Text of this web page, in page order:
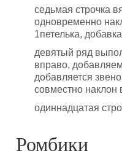
седьмая строчка
одновременно
1петелька,
девятый ряд
вправо,
добавляется
совместно наклон
одиннадцатая
Ромбики